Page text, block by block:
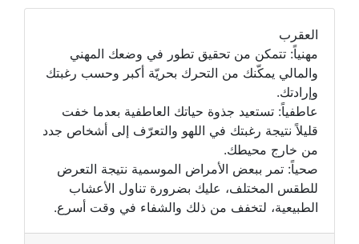
العقرب
مهنياً: تتمكن من تحقيق تطور في وضعك المهني
والمالي يمكّنك من التحرك بحريّة أكبر وحسب رغبتك
وإرادتك.
عاطفياً: تستعيد جذوة حياتك العاطفية بعدما خفت
قليلاً نتيجة رغبتك في اللهو والتعرّف إلى أشخاص جدد
من خارج محيطك.
صحياً: تمر ببعض الأمراض الموسمية نتيجة التعرض
للطقس المختلف، عليك بضرورة تناول الأعشاب
الطبيعية، لتخفف من ذلك والشفاء في وقت أسرع.